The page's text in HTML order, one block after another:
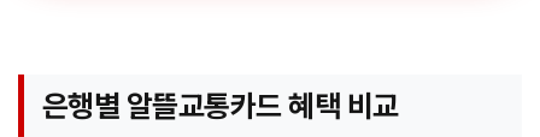
은행별 알뜰교통카드 혜택 비교